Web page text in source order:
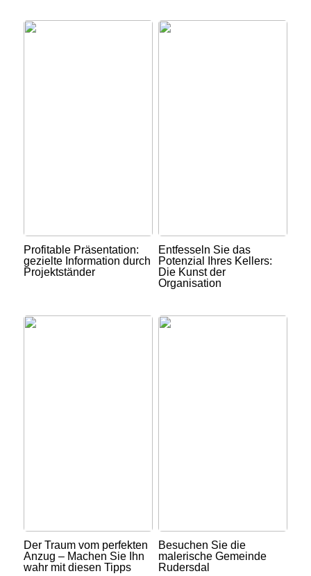
Profitable Präsentation:
gezielte Information durch
Projektständer
Entfesseln Sie das
Potenzial Ihres Kellers:
Die Kunst der
Organisation
Der Traum vom perfekten
Anzug – Machen Sie Ihn
wahr mit diesen Tipps
Besuchen Sie die
malerische Gemeinde
Rudersdal